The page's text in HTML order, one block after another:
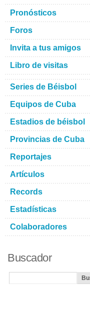
Pronósticos
Foros
Invita a tus amigos
Libro de visitas
Series de Béisbol
Equipos de Cuba
Estadios de béisbol
Provincias de Cuba
Reportajes
Artículos
Records
Estadísticas
Colaboradores
Buscador